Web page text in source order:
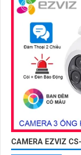
CAMERA EZVIZ